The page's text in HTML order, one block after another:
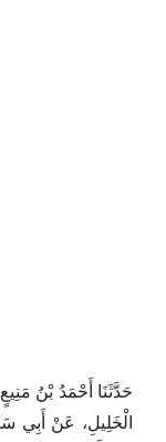
حَدَّثَنَا أَحْمَدُ بْنُ
الْخَلِيلِ، عَنْ أَبِي